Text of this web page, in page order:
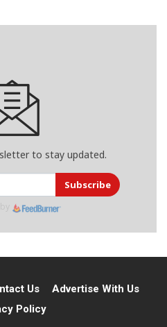
to stay updated.
Subscribe
Us
Advertise With Us
Policy